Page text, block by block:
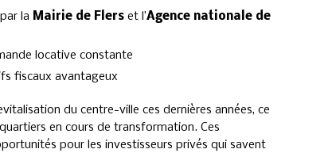
la Mairie de Flers et l’Agence nationale de
locative constante
fiscaux avantageux
du centre-ville ces dernières années, ce
en cours de transformation. Ces
pour les investisseurs privés qui savent